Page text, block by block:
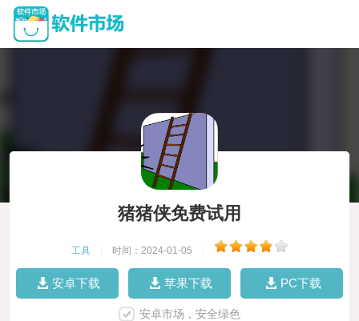
猪猪侠免费试用
工具 时间：2024-01-05
安卓下载 苹果下载 PC下载
安卓市场，安全绿色